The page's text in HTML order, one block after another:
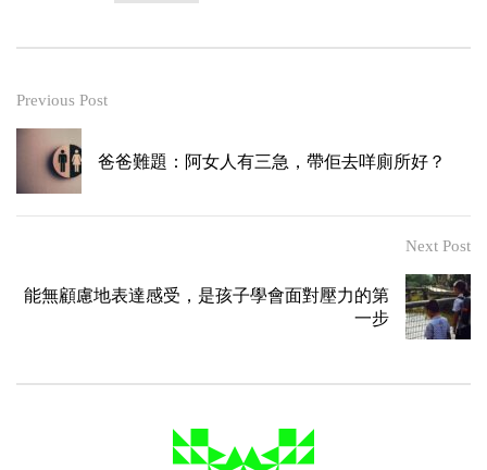
Previous Post
爸爸難題：阿女人有三急，帶佢去咩廁所好？
Next Post
能無顧慮地表達感受，是孩子學會面對壓力的第
一步